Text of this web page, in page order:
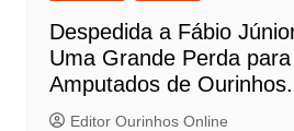
Despedida a Fábio
Uma Grande Perda
Amputados de Ourinhos.
Editor Ourinhos Online